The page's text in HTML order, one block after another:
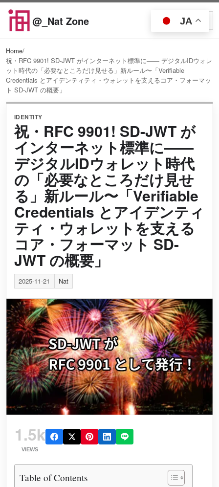
Skip to content
@_Nat Zone Open search
Home/
祝・RFC 9901! SD-JWT がインターネット標準に―― デジタルIDウォレ
ット時代の「必要なところだけ見せる」新ルール〜「Verifiable
Credentials とアイデンティティ・ウォレットを支えるコア・フォーマッ
ト SD-JWT の概要」
IDENTITY
祝・RFC 9901! SD-JWT が
インターネット標準に――
デジタルIDウォレット時代
の「必要なところだけ見せ
る」新ルール〜「Verifiable
Credentials とアイデンティ
ティ・ウォレットを支える
コア・フォーマット SD-
JWT の概要」
2025-11-21 Nat
1.5k
VIEWS
Table of Contents
JA